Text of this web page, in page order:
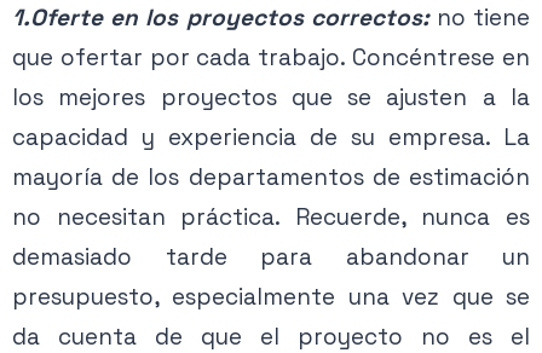
1.Oferte en los proyectos correctos:no tiene
que ofertar por cada trabajo. Concéntrese en
los mejores proyectos que se ajusten a la
capacidad y experiencia de su empresa. La
mayoría de los departamentos de estimación
no necesitan práctica. Recuerde, nunca es
demasiado tarde para abandonar un
presupuesto, especialmente una vez que se
da cuenta de que el proyecto no es el